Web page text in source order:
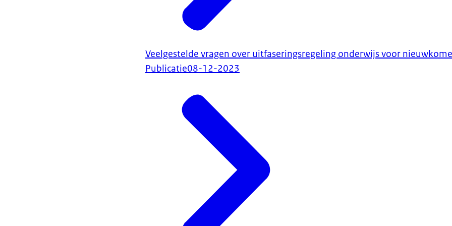
Voor kinderen tot 12 jaar zijn er
gespecialiseerde klassen en scholen waarbij:
ondersteuning is bij verwerken van trauma’s;
extra hulp is bij het leren van de Nederlandse taal.
Het is onduidelijk hoeveel kinderen er uit Oekraïne naar Nederland komen. Bij veel
Veelgestelde vragen over uitfaseringsregeling onderwijs voor
Publicatie08-12-2023